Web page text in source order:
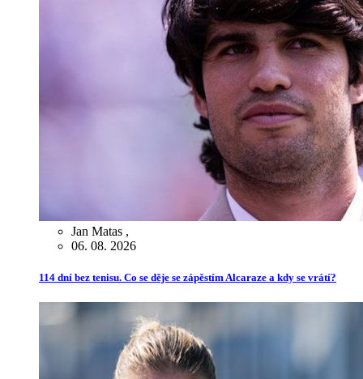
Jan Matas ,
06. 08. 2026
114 dní bez tenisu. Co se děje se zápěstím Alcaraze a kdy se vrátí?